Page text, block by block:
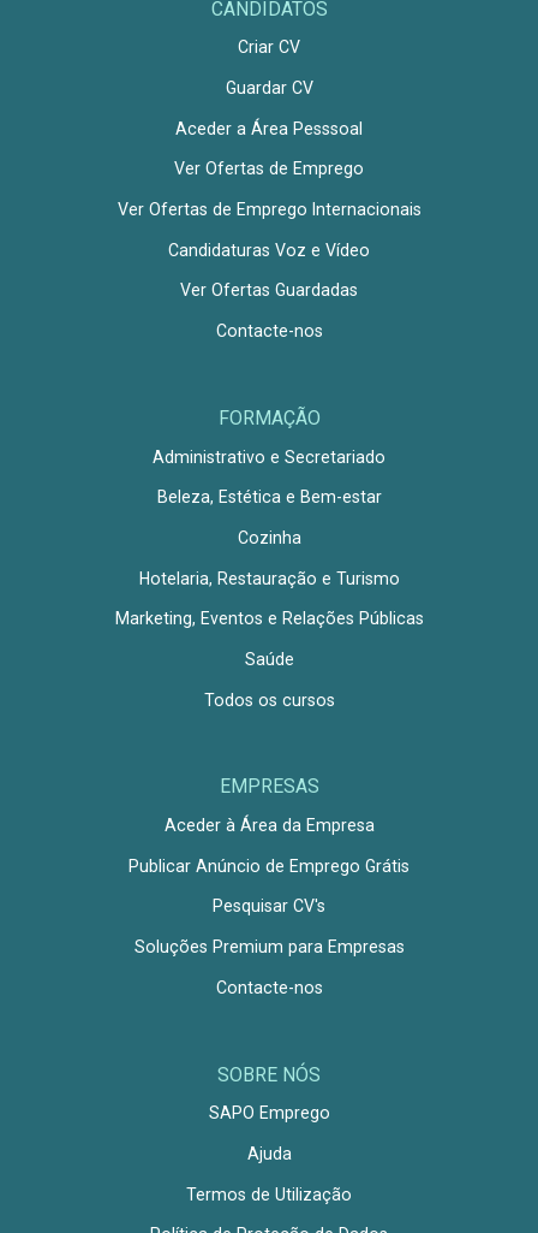
CANDIDATOS
Criar CV
Guardar CV
Aceder a Área Pesssoal
Ver Ofertas de Emprego
Ver Ofertas de Emprego Internacionais
Candidaturas Voz e Vídeo
Ver Ofertas Guardadas
Contacte-nos
FORMAÇÃO
Administrativo e Secretariado
Beleza, Estética e Bem-estar
Cozinha
Hotelaria, Restauração e Turismo
Marketing, Eventos e Relações Públicas
Saúde
Todos os cursos
EMPRESAS
Aceder à Área da Empresa
Publicar Anúncio de Emprego Grátis
Pesquisar CV's
Soluções Premium para Empresas
Contacte-nos
SOBRE NÓS
SAPO Emprego
Ajuda
Termos de Utilização